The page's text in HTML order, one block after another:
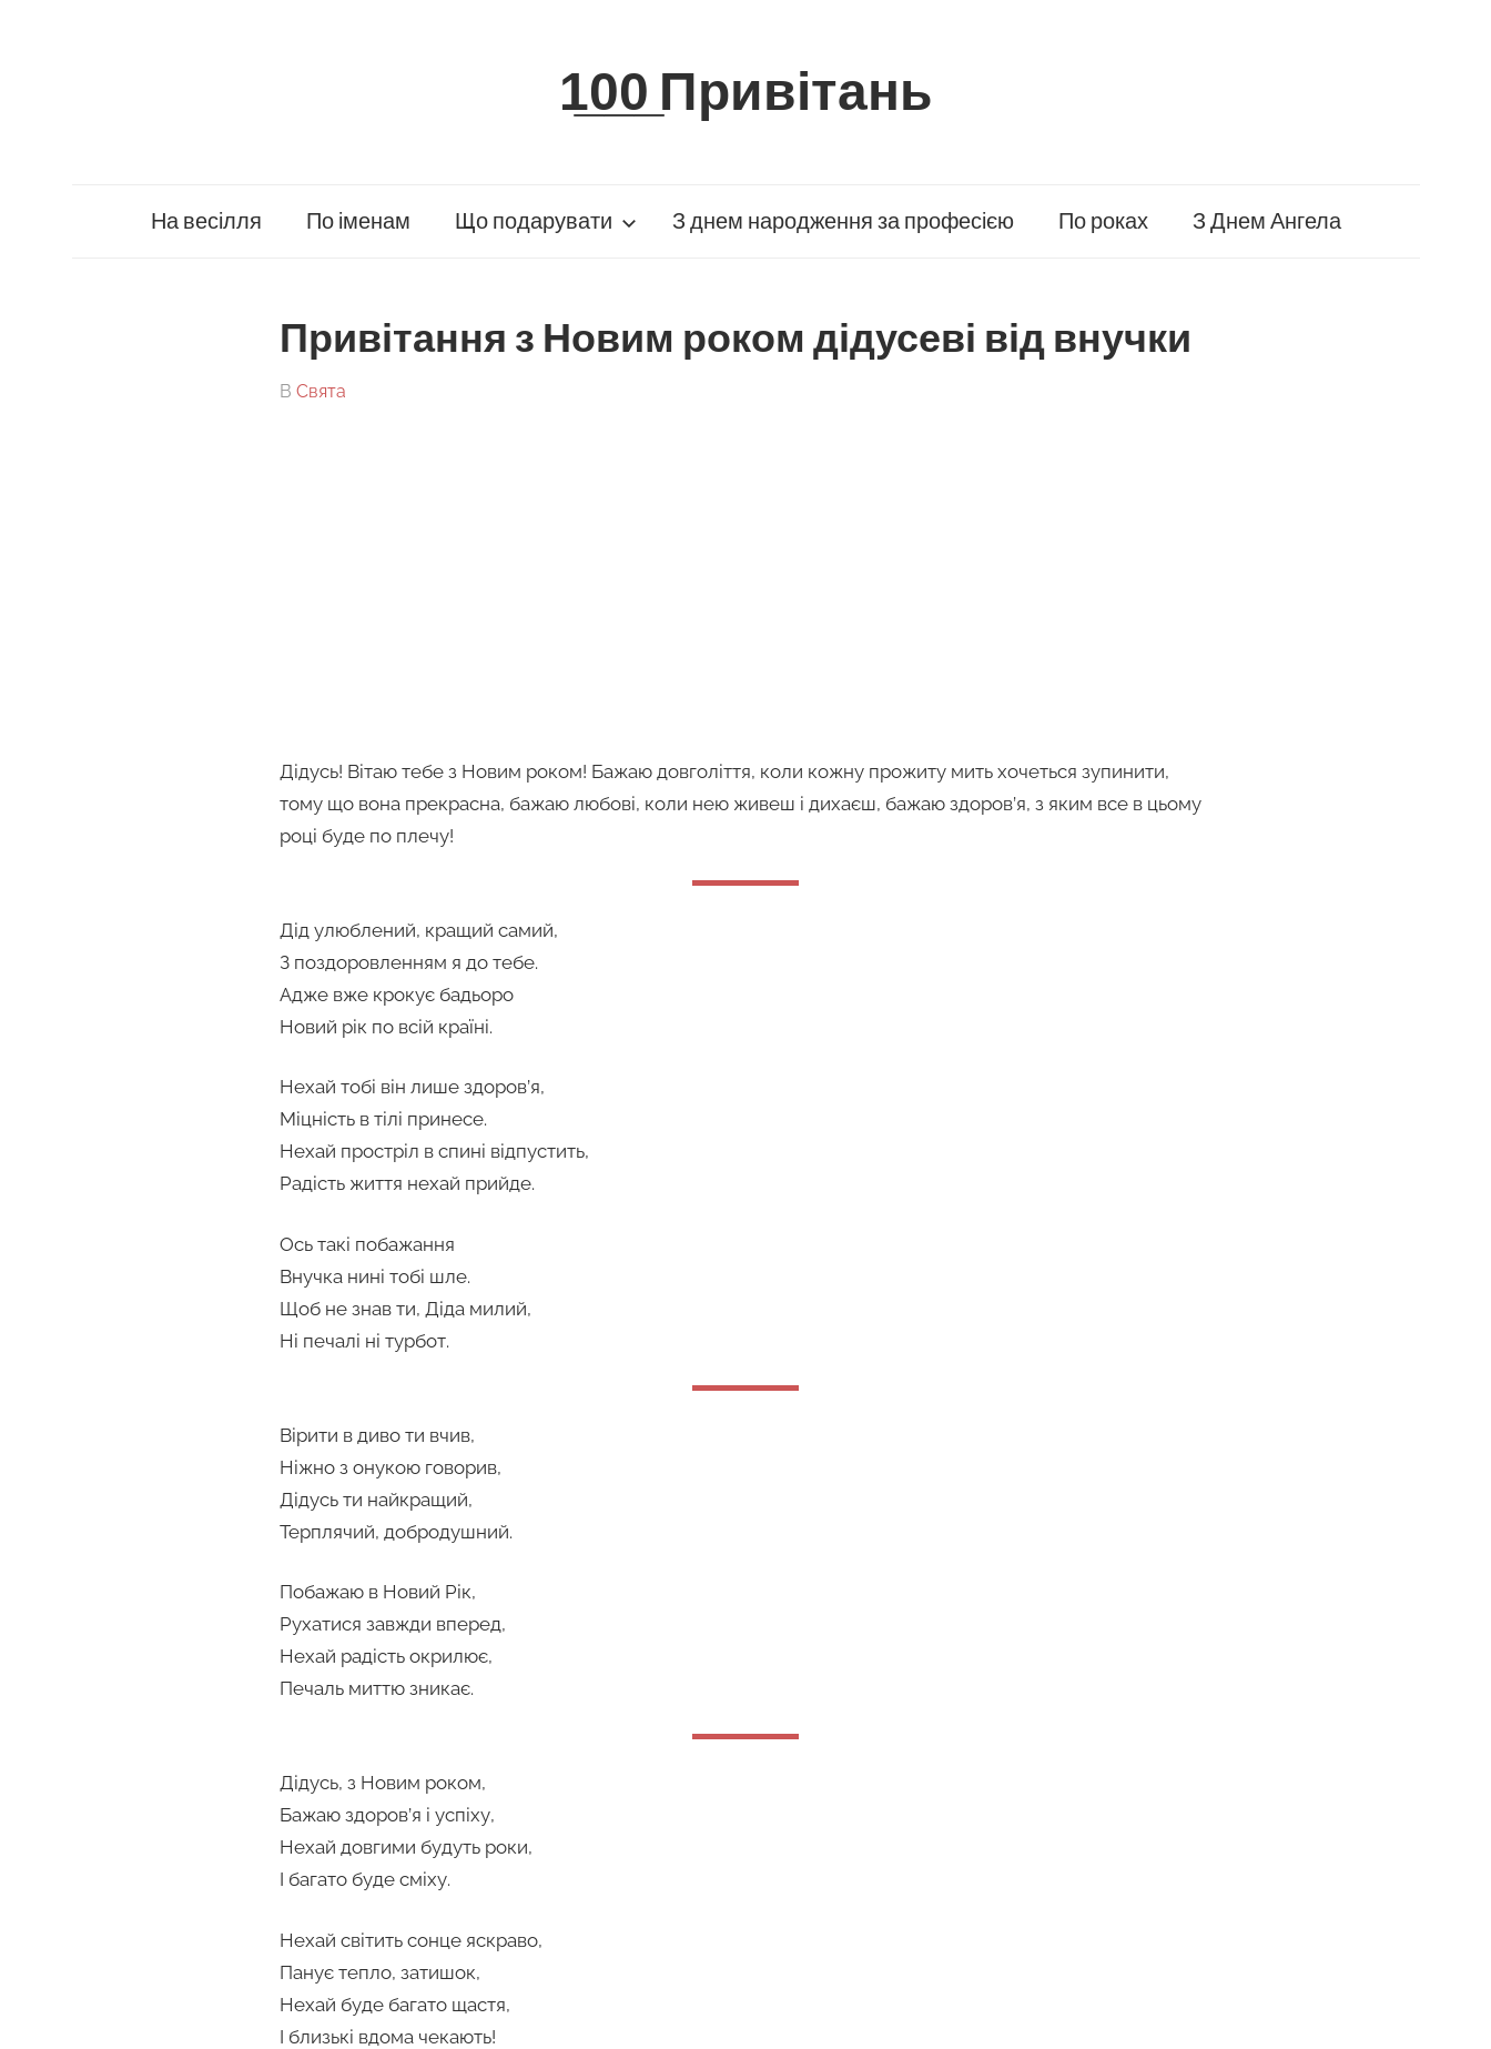
1̲0̲0̲ Привітань
На весілля По іменам Що подарувати З днем народження за професією По роках З Днем Ангела
Привітання з Новим роком дідусеві від внучки
On
By
В Свята
Дідусь! Вітаю тебе з Новим роком! Бажаю довголіття, коли кожну прожиту мить хочеться зупинити,
тому що вона прекрасна, бажаю любові, коли нею живеш і дихаєш, бажаю здоров’я, з яким все в цьому
році буде по плечу!
Дід улюблений, кращий самий,
З поздоровленням я до тебе.
Адже вже крокує бадьоро
Новий рік по всій країні.
Нехай тобі він лише здоров’я,
Міцність в тілі принесе.
Нехай простріл в спині відпустить,
Радість життя нехай прийде.
Ось такі побажання
Внучка нині тобі шле.
Щоб не знав ти, Діда милий,
Ні печалі ні турбот.
Вірити в диво ти вчив,
Ніжно з онукою говорив,
Дідусь ти найкращий,
Терплячий, добродушний.
Побажаю в Новий Рік,
Рухатися завжди вперед,
Нехай радість окрилює,
Печаль миттю зникає.
Дідусь, з Новим роком,
Бажаю здоров’я і успіху,
Нехай довгими будуть роки,
І багато буде сміху.
Нехай світить сонце яскраво,
Панує тепло, затишок,
Нехай буде багато щастя,
І близькі вдома чекають!